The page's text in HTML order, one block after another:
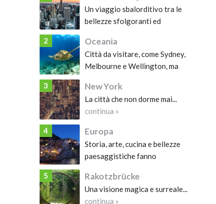
Un viaggio sbalorditivo tra le
bellezze sfolgoranti ed
continua »
2 Oceania
Città da visitare, come Sydney,
Melbourne e Wellington, ma
meravigliosa da vivere....
3 New York
La città che non dorme mai...
continua »
4 Europa
Storia, arte, cucina e bellezze
paesaggistiche fanno
più ricchi di attrazioni, che meritano di essere
visitate almeno una volta nella vita....
5 Rakotzbrücke
Una visione magica e surreale...
continua »